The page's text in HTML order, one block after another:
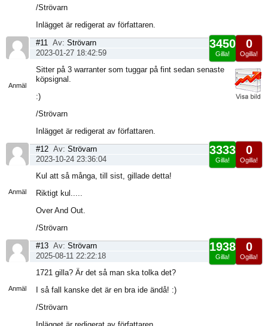
/Strövarn
Inlägget är redigerat av författaren.
Anmäl
0
Ogilla!
3450
Gilla!
#11 Av: Strövarn
2023-01-27 18:42:59
Sitter på 3 warranter som tuggar på fint sedan senaste
köpsignal.
:)
/Strövarn
Inlägget är redigerat av författaren.
Anmäl
0
Ogilla!
3333
Gilla!
#12 Av: Strövarn
2023-10-24 23:36:04
Kul att så många, till sist, gillade detta!
Riktigt kul.....
Over And Out.
/Strövarn
Anmäl
0
Ogilla!
1938
Gilla!
#13 Av: Strövarn
2025-08-11 22:22:18
1721 gilla? Är det så man ska tolka det?
I så fall kanske det är en bra ide ändå! :)
/Strövarn